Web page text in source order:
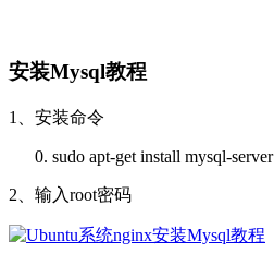
安装Mysql教程
1、安装命令
sudo apt-get install mysql-server
2、输入root密码